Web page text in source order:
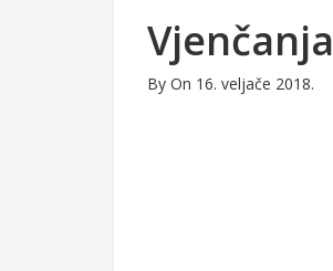
Vjenčanja
By On 16. veljače 2018.